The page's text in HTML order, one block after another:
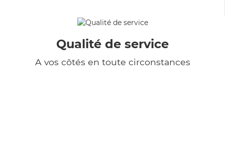
Qualité de service
A vos côtés en toute circonstances